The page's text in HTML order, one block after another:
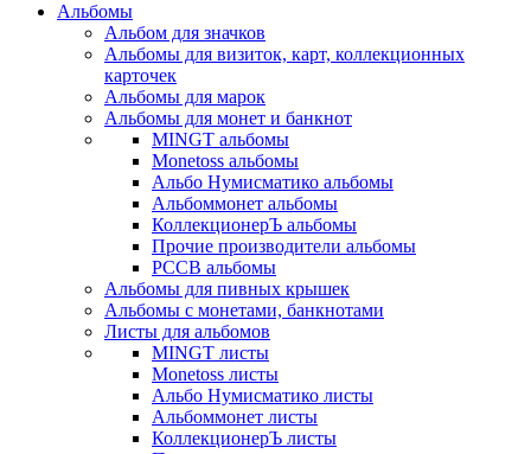
Альбомы
Альбом для значков
Альбомы для визиток, карт, коллекционных
карточек
Альбомы для марок
Альбомы для монет и банкнот
MINGT альбомы
Monetoss альбомы
Альбо Нумисматико альбомы
Альбоммонет альбомы
КоллекционерЪ альбомы
Прочие производители альбомы
РССВ альбомы
Альбомы для пивных крышек
Альбомы с монетами, банкнотами
Листы для альбомов
MINGT листы
Monetoss листы
Альбо Нумисматико листы
Альбоммонет листы
КоллекционерЪ листы